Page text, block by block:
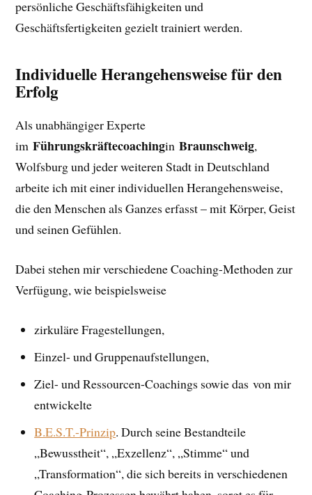
persönliche Geschäftsfähigkeiten und
Geschäftsfertigkeiten gezielt trainiert werden.
Individuelle Herangehensweise für den
Erfolg
Als unabhängiger Experte
imFührungskräftecoachinginBraunschweig,
Wolfsburg und jeder weiteren Stadt in Deutschland
arbeite ich mit einer individuellen Herangehensweise,
die den Menschen als Ganzes erfasst – mit Körper, Geist
und seinen Gefühlen.
Dabei stehen mir verschiedene Coaching-Methoden zur
Verfügung, wie beispielsweise
zirkuläre Fragestellungen,
Einzel- und Gruppenaufstellungen,
Ziel- und Ressourcen-Coachings sowie das von mir
entwickelte
B.E.S.T.-Prinzip. Durch seine Bestandteile
„Bewusstheit“, „Exzellenz“, „Stimme“ und
„Transformation“, die sich bereits in verschiedenen